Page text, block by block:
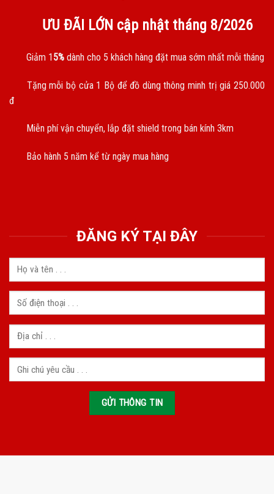
ƯU ĐÃI LỚN cập nhật tháng 8/2026
Giảm 15% dành cho 5 khách hàng đặt mua sớm nhất mỗi tháng
Tặng mỗi bộ cửa 1 Bộ để đồ dùng thông minh trị giá 250.000
đ
Miễn phí vận chuyển, lắp đặt shield trong bán kính 3km
Bảo hành 5 năm kể từ ngày mua hàng
ĐĂNG KÝ TẠI ĐÂY